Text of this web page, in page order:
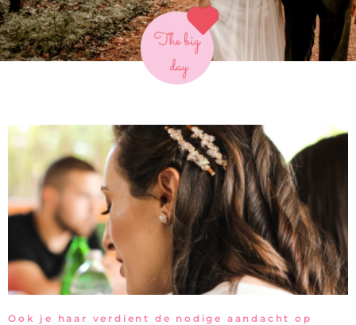
Ook je haar verdient de nodige aandacht op